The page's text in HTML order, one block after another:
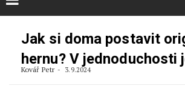
Jak si doma postavit
hernu? V jednoduchosti
Kovář Petr 3.9.2024